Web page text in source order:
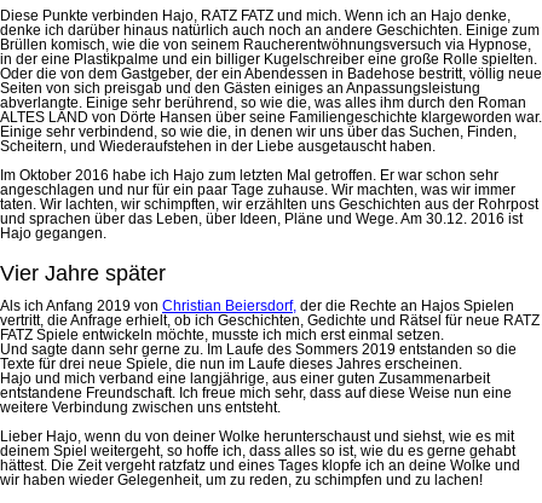
Diese Punkte verbinden Hajo, RATZ FATZ und mich. Wenn ich an Hajo denke,
denke ich darüber hinaus natürlich auch noch an andere Geschichten. Einige zum
Brüllen komisch, wie die von seinem Raucherentwöhnungsversuch via Hypnose,
in der eine Plastikpalme und ein billiger Kugelschreiber eine große Rolle spielten.
Oder die von dem Gastgeber, der ein Abendessen in Badehose bestritt, völlig neue
Seiten von sich preisgab und den Gästen einiges an Anpassungsleistung
abverlangte. Einige sehr berührend, so wie die, was alles ihm durch den Roman
ALTES LAND von Dörte Hansen über seine Familiengeschichte klargeworden war.
Einige sehr verbindend, so wie die, in denen wir uns über das Suchen, Finden,
Scheitern, und Wiederaufstehen in der Liebe ausgetauscht haben.
Im Oktober 2016 habe ich Hajo zum letzten Mal getroffen. Er war schon sehr
angeschlagen und nur für ein paar Tage zuhause. Wir machten, was wir immer
taten. Wir lachten, wir schimpften, wir erzählten uns Geschichten aus der Rohrpost
und sprachen über das Leben, über Ideen, Pläne und Wege. Am 30.12. 2016 ist
Hajo gegangen.
Vier Jahre später
Als ich Anfang 2019 von Christian Beiersdorf, der die Rechte an Hajos Spielen
vertritt, die Anfrage erhielt, ob ich Geschichten, Gedichte und Rätsel für neue RATZ
FATZ Spiele entwickeln möchte, musste ich mich erst einmal setzen.
Und sagte dann sehr gerne zu. Im Laufe des Sommers 2019 entstanden so die
Texte für drei neue Spiele, die nun im Laufe dieses Jahres erscheinen.
Hajo und mich verband eine langjährige, aus einer guten Zusammenarbeit
entstandene Freundschaft. Ich freue mich sehr, dass auf diese Weise nun eine
weitere Verbindung zwischen uns entsteht.
Lieber Hajo, wenn du von deiner Wolke herunterschaust und siehst, wie es mit
deinem Spiel weitergeht, so hoffe ich, dass alles so ist, wie du es gerne gehabt
hättest. Die Zeit vergeht ratzfatz und eines Tages klopfe ich an deine Wolke und
wir haben wieder Gelegenheit, um zu reden, zu schimpfen und zu lachen!